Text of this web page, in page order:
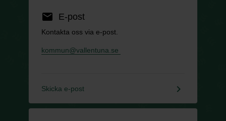
email E-post
Kontakta oss via e-post.
kommun@vallentuna.se
Skicka e-post keyboard_arrow_right